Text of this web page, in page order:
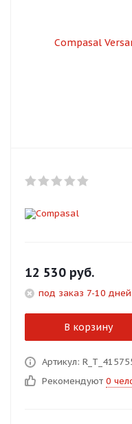
12 530 руб.
под заказ 7-10 дней
В корзину
Артикул:
Рекомендуют 0
Сегодня
Оплачивайте
Оставшиеся
списыватьсяс
25%каждые